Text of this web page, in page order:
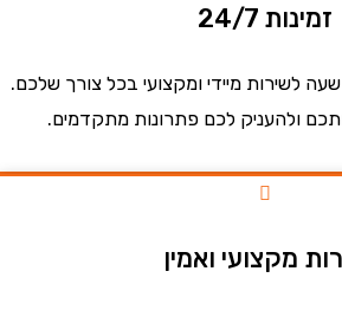
24/7
מיידי ומקצועי בכל צורך שלכם.
לכם פתרונות מתקדמים.
מקצועי ואמין